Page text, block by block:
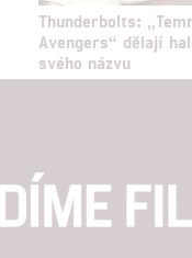
Thunderbolts:
Avengers“ dělají
svého názvu